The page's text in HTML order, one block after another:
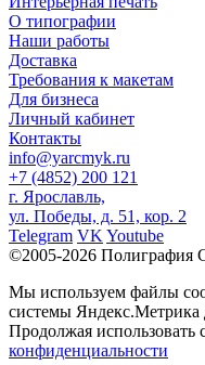
О типографии
Наши работы
Доставка
Требования к макетам
Для бизнеса
Личный кабинет
Контакты
info@yarcmyk.ru
+7 (4852) 200 121
г. Ярославль,
ул. Победы, д. 51, кор. 2
Telegram VK Youtube
©2005-2026 Полиграфия
Мы используем файлы
системы Яндекс.Метрика
Продолжая использовать
конфиденциальности